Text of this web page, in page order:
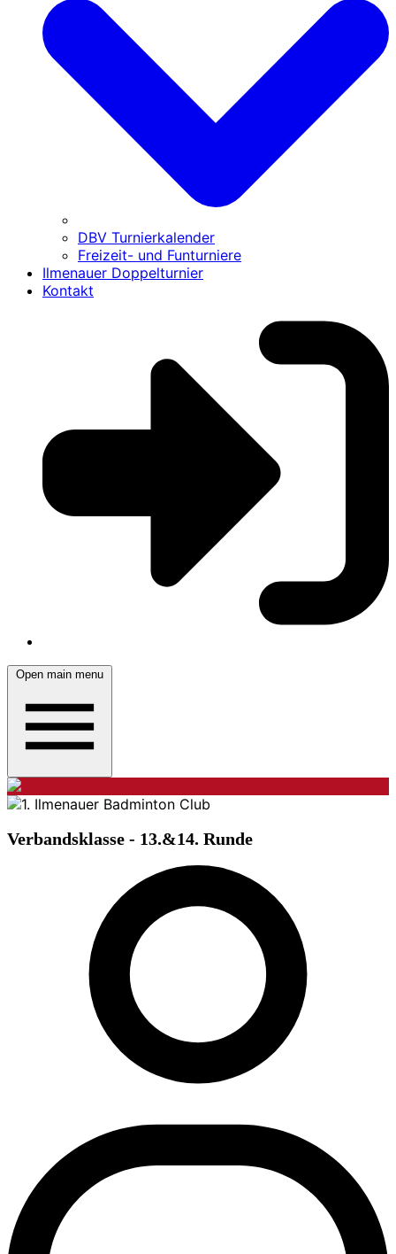
DBV Turnierkalender
Freizeit- und Funturniere
Ilmenauer Doppelturnier
Kontakt
Open main menu
Verbandsklasse - 13.&14. Runde